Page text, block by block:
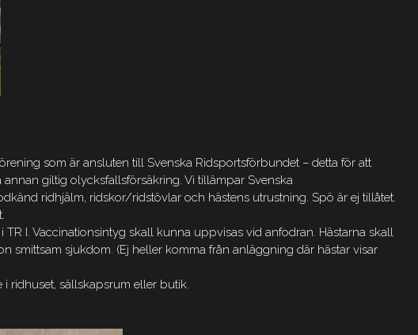
som är ansluten till Svenska Ridsportsförbundet – detta för att
giltig olycksfallsförsäkring. Vi tillämpar Svenska
ridhjälm, ridskor/ridstövlar och hästens utrustning. Spö är ej tillåtet.
I. Vaccinationsintyg skall kunna uppvisas vid anfodran. Hästarna skall
smittsam sjukdom. (Ej heller komma från anläggning där hästar visar
ridhuset, sällskapsrum eller butik.